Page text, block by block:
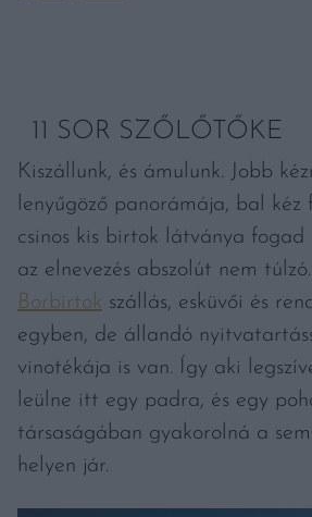
11 SOR SZŐLŐTŐKE
Kiszállunk, és ámulunk. Jobb
lenyűgöző panorámája, bal kéz
csinos kis birtok látványa fogad
az elnevezés abszolút nem
Borbirtok szállás, esküvői és
egyben, de állandó
vinotékája is van. Így aki
leülne itt egy padra, és egy
társaságában gyakorolná a
helyen jár.